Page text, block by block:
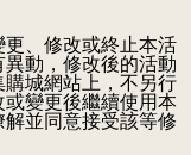
、修改或終止本活
動，修改後的活動
城網站上，不另行
變更後繼續使用本
並同意接受該等修